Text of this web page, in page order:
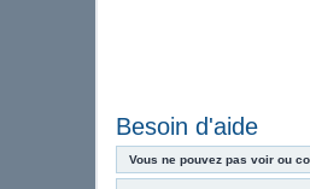
Besoin d'aide
Vous ne pouvez pas voir ou